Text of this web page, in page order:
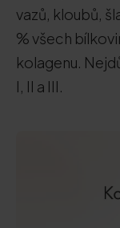
vazů, kloubů,
% všech
kolagenu.
I, II a III.